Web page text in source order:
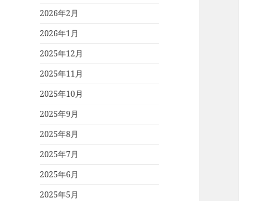
2026年2月
2026年1月
2025年12月
2025年11月
2025年10月
2025年9月
2025年8月
2025年7月
2025年6月
2025年5月